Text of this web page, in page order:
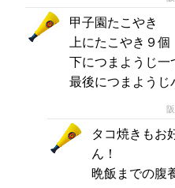
甲子園たこやき
上にたこやき９個
下につまようじ
最後につまよう
阪
タコ焼きもお
ん！
晩飯までの腹